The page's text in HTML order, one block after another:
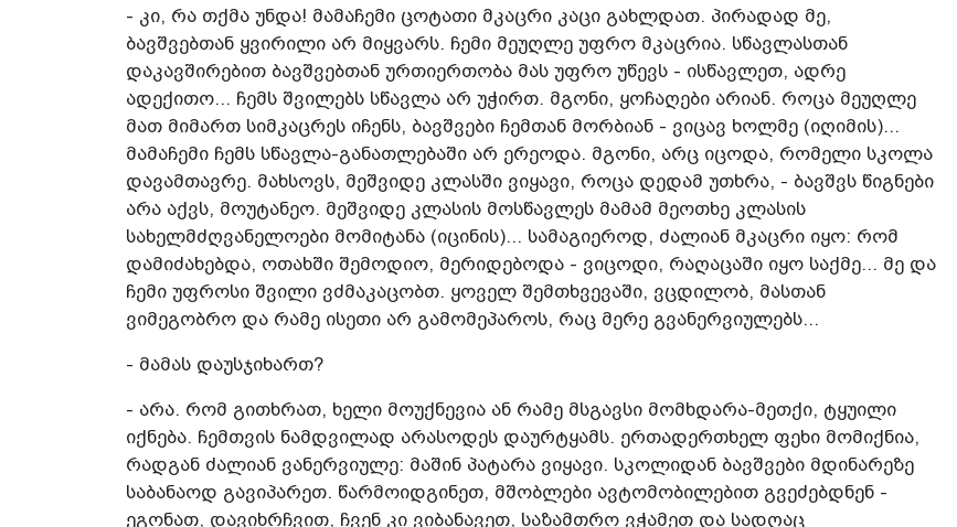
- კი, რა თქმა უნდა! მამაჩემი ცოტათი მკაცრი კაცი გახლდათ. პირადად მე,
ბავშვებთან ყვირილი არ მიყვარს. ჩემი მეუღლე უფრო მკაცრია. სწავლასთან
დაკავშირებით ბავშვებთან ურთიერთობა მას უფრო უწევს - ისწავლეთ, ადრე
ადექითო... ჩემს შვილებს სწავლა არ უჭირთ. მგონი, ყოჩაღები არიან. როცა მეუღლე
მათ მიმართ სიმკაცრეს იჩენს, ბავშვები ჩემთან მორბიან - ვიცავ ხოლმე (იღიმის)...
მამაჩემი ჩემს სწავლა-განათლებაში არ ერეოდა. მგონი, არც იცოდა, რომელი სკოლა
დავამთავრე. მახსოვს, მეშვიდე კლასში ვიყავი, როცა დედამ უთხრა, - ბავშვს წიგნები
არა აქვს, მოუტანეო. მეშვიდე კლასის მოსწავლეს მამამ მეოთხე კლასის
სახელმძღვანელოები მომიტანა (იცინის)... სამაგიეროდ, ძალიან მკაცრი იყო: რომ
დამიძახებდა, ოთახში შემოდიო, მერიდებოდა - ვიცოდი, რაღაცაში იყო საქმე... მე და
ჩემი უფროსი შვილი ვძმაკაცობთ. ყოველ შემთხვევაში, ვცდილობ, მასთან
ვიმეგობრო და რამე ისეთი არ გამომეპაროს, რაც მერე გვანერვიულებს...
- მამას დაუსჯიხართ?
- არა. რომ გითხრათ, ხელი მოუქნევია ან რამე მსგავსი მომხდარა-მეთქი, ტყუილი
იქნება. ჩემთვის ნამდვილად არასოდეს დაურტყამს. ერთადერთხელ ფეხი მომიქნია,
რადგან ძალიან ვანერვიულე: მაშინ პატარა ვიყავი. სკოლიდან ბავშვები მდინარეზე
საბანაოდ გავიპარეთ. წარმოიდგინეთ, მშობლები ავტომობილებით გვეძებდნენ -
ეგონათ, დავიხრჩვით, ჩვენ კი ვიბანავეთ, საზამთრო ვჭამეთ და სადღაც